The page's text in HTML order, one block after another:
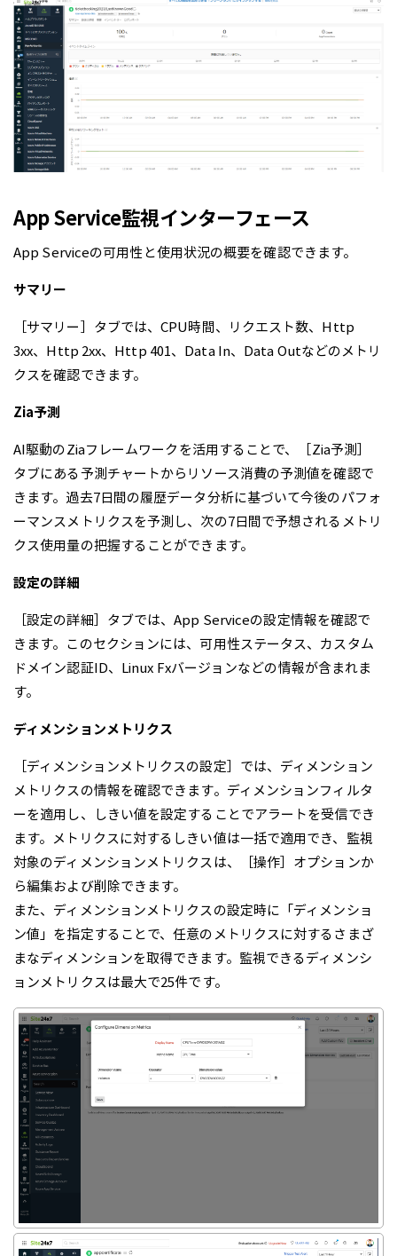
App Service監視インターフェース
App Serviceの可用性と使用状況の概要を確認できます。
サマリー
［サマリー］タブでは、CPU時間、リクエスト数、Http
3xx、Http 2xx、Http 401、Data In、Data Outなどのメトリ
クスを確認できます。
Zia予測
AI駆動のZiaフレームワークを活用することで、［Zia予測］
タブにある予測チャートからリソース消費の予測値を確認で
きます。過去7日間の履歴データ分析に基づいて今後のパフォ
ーマンスメトリクスを予測し、次の7日間で予想されるメトリ
クス使用量の把握することができます。
設定の詳細
［設定の詳細］タブでは、App Serviceの設定情報を確認で
きます。このセクションには、可用性ステータス、カスタム
ドメイン認証ID、Linux Fxバージョンなどの情報が含まれま
す。
ディメンションメトリクス
［ディメンションメトリクスの設定］では、ディメンション
メトリクスの情報を確認できます。ディメンションフィルタ
ーを適用し、しきい値を設定することでアラートを受信でき
ます。メトリクスに対するしきい値は一括で適用でき、監視
対象のディメンションメトリクスは、［操作］オプションか
ら編集および削除できます。
また、ディメンションメトリクスの設定時に「ディメンショ
ン値」を指定することで、任意のメトリクスに対するさまざ
まなディメンションを取得できます。監視できるディメンシ
ョンメトリクスは最大で25件です。